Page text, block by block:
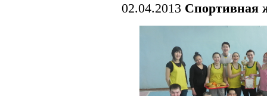
02.04.2013 Спортивная